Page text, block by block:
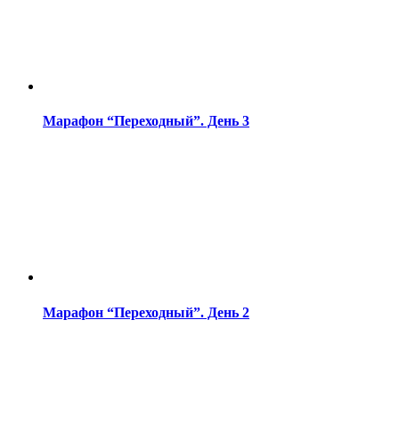
Марафон “Переходный”. День 3
Марафон “Переходный”. День 2